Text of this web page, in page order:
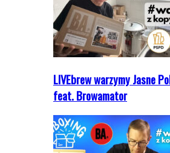
LIVEbrew warzymy Jasne
feat. Browamator